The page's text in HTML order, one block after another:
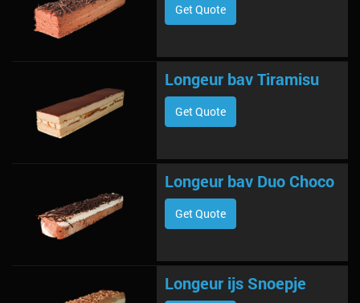
Get Quote
Longeur bav Tiramisu
Get Quote
Longeur bav Duo Choco
Get Quote
Longeur ijs Snoepje